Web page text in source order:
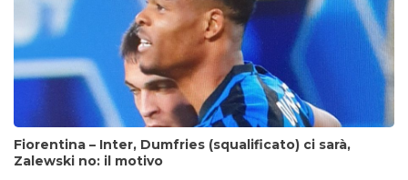
Fiorentina – Inter, Dumfries (squalificato) ci sarà,
Zalewski no: il motivo